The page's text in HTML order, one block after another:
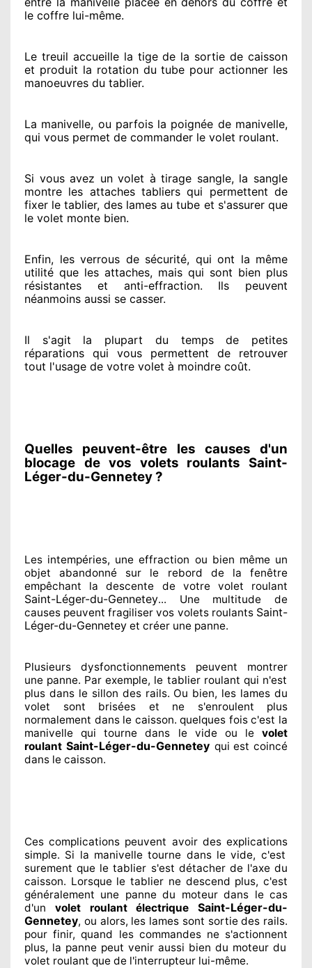
le coffre lui-même.
Le treuil accueille la tige de la sortie de caisson
et produit la rotation du tube pour actionner les
manoeuvres du tablier.
La manivelle, ou parfois la poignée de manivelle,
qui vous permet de commander le volet roulant.
Si vous avez un volet à tirage sangle, la sangle
montre les attaches tabliers qui permettent de
fixer le tablier, des lames au tube et s'assurerque
le volet monte bien.
Enfin, les verrous de sécurité, qui ont la même
utilité que les attaches, mais qui sont bien plus
résistantes et anti-effraction. Ils peuvent
néanmoins aussi se casser.
Il s'agit la plupart du tempsde petites
réparations qui vous permettent de retrouver
tout l'usage de votre volet à moindre coût.
Quelles peuvent-être les causes d'un
blocage de vos volets roulants Saint-
Léger-du-Gennetey ?
Les intempéries, une effraction ou bien même un
objet abandonné sur le rebord de la fenêtre
empêchant la descente de votre volet roulant
Saint-Léger-du-Gennetey... Une multitude de
causes peuvent fragiliser vos volets roulants Saint-
Léger-du-Gennetey et créer une panne.
Plusieurs dysfonctionnements peuvent montrer
une panne. Par exemple, le tablier roulant qui n'est
plus dans le sillon des rails. Ou bien, les lames du
volet sont brisées et ne s'enroulent plus
normalement dans le caisson. quelques foisc'est la
manivelle qui tourne dans le vide ou le volet
roulant Saint-Léger-du-Gennetey qui est coincé
dans le caisson.
Ces complications peuvent avoir des explications
simple. Si la manivelle tourne dans le vide, c'est
surement que le tablier s'est détacherde l'axe du
caisson. Lorsque le tablier ne descend plus, c'est
généralement une panne du moteur dans le cas
d'un volet roulant électrique Saint-Léger-du-
Gennetey, ou alors, les lames sont sortiedes rails.
pour finir, quand les commandes ne s'actionnent
plus, la panne peut venir aussi bien du moteur du
volet roulant que de l'interrupteur lui-même.